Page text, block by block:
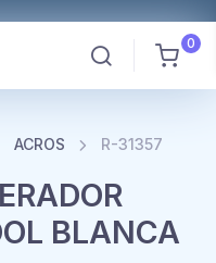
0
ACROS R-31357
BLANCA